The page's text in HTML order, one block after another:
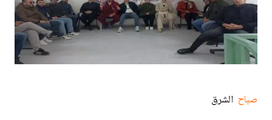
صباحالشرق